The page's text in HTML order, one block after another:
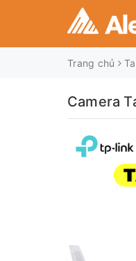
Trang chủ
Camera